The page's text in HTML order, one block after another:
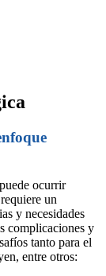
ocurrir
un
y necesidades
complicaciones y
tanto para el
entre otros: